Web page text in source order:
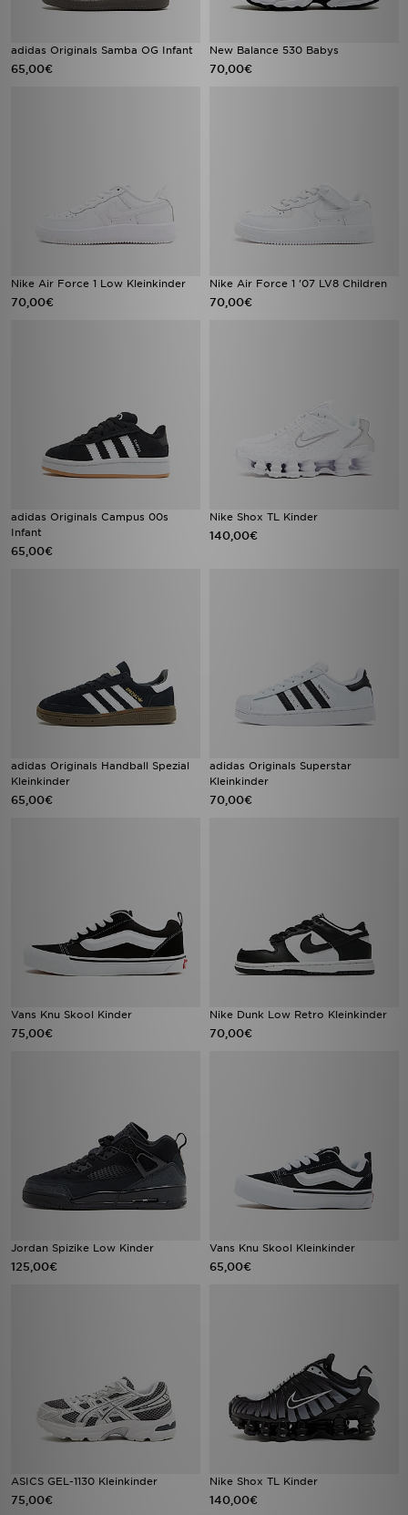
adidas Originals Samba OG Infant
65,00€
New Balance 530 Babys
70,00€
Nike Air Force 1 Low Kleinkinder
70,00€
Nike Air Force 1 '07 LV8 Children
70,00€
adidas Originals Campus 00s
Infant
65,00€
Nike Shox TL Kinder
140,00€
adidas Originals Handball Spezial
Kleinkinder
65,00€
adidas Originals Superstar
Kleinkinder
70,00€
Vans Knu Skool Kinder
75,00€
Nike Dunk Low Retro Kleinkinder
70,00€
Jordan Spizike Low Kinder
125,00€
Vans Knu Skool Kleinkinder
65,00€
ASICS GEL-1130 Kleinkinder
75,00€
Nike Shox TL Kinder
140,00€